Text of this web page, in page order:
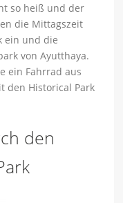
so heiß und der
die Mittagszeit
ein und die
von Ayutthaya.
ein Fahrrad aus
den Historical Park
den